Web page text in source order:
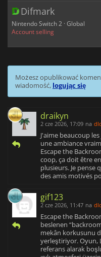
Difmark
Nintendo Switch 2 · Global
Account selling
Możesz opublikować
wiadomość, logując się
draikyn
2 cze 2026, 17:09 na
J'aime beaucoup
une ambiance
Escape the
coop, ça doit être
plusieurs. Je pense
des amis motivés
gif123
2 cze 2026, 11:47 na
Escape the
beslenen
mekân korkusunu
yerleştiriyor. Oyun,
referans alarak